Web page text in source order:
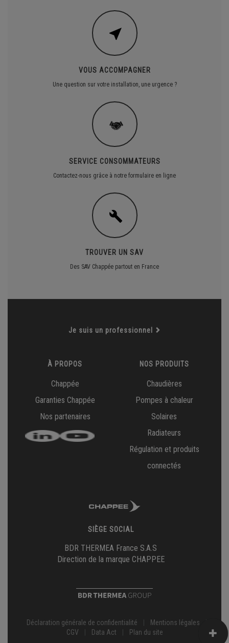
VOUS ACCOMPAGNER
Une question sur votre installation, une urgence ?
SERVICE CONSOMMATEURS
Contactez-nous grâce à notre formulaire en ligne
TROUVER UN SAV
Des SAV Chappée partout en France
Je suis un professionnel
À PROPOS
Chappée
Garanties Chappée
Nos partenaires
NOS PRODUITS
Chaudières
Pompes à chaleur
Solaires
Radiateurs
Régulation et produits
connectés
SIÈGE SOCIAL
BDR THERMEA France S.A.S
Direction de la marque CHAPPEE
Déclaration générale de confidentialité Mentions légales
CGV
Data Act Plan du site